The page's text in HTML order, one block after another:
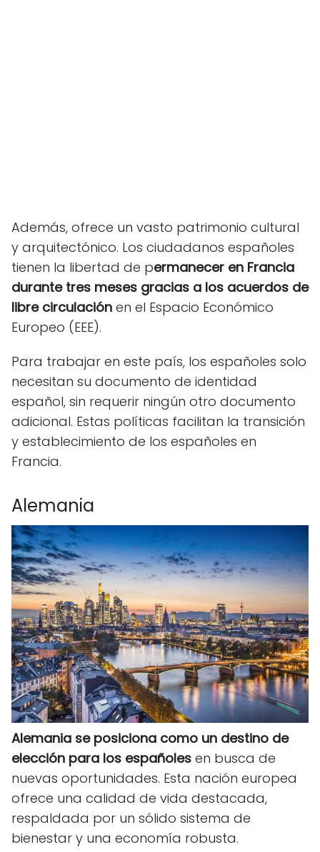
Además, ofrece un vasto patrimonio cultural
y arquitectónico. Los ciudadanos españoles
tienen la libertad de permanecer en Francia
durante tres meses gracias a los acuerdos de
libre circulación en el Espacio Económico
Europeo (EEE).
Para trabajar en este país, los españoles solo
necesitan su documento de identidad
español, sin requerir ningún otro documento
adicional. Estas políticas facilitan la transición
y establecimiento de los españoles en
Francia.
Alemania
Alemania se posiciona como un destino de
elección para los españoles en busca de
nuevas oportunidades. Esta nación europea
ofrece una calidad de vida destacada,
respaldada por un sólido sistema de
bienestar y una economía robusta.